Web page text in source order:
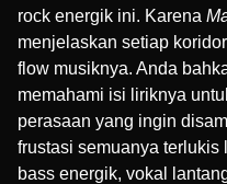
rock energik ini. Karena
menjelaskan setiap
flow musiknya. Anda
memahami isi liriknya
perasaan yang ingin
frustasi semuanya terlukis
bass energik, vokal